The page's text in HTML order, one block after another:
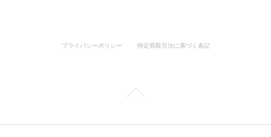
プライバシーポリシー 特定商取引法に基づく表記